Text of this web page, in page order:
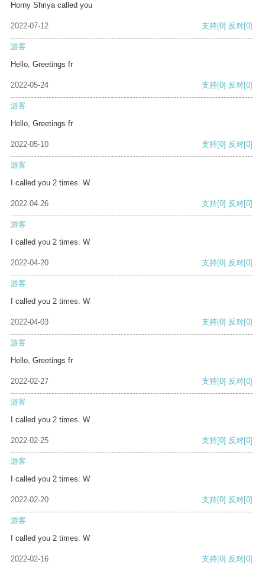
Horny Shriya called you
2022-07-12 支持[0] 反对[0]
游客
Hello, Greetings fr
2022-05-24 支持[0] 反对[0]
游客
Hello, Greetings fr
2022-05-10 支持[0] 反对[0]
游客
I called you 2 times. W
2022-04-26 支持[0] 反对[0]
游客
I called you 2 times. W
2022-04-20 支持[0] 反对[0]
游客
I called you 2 times. W
2022-04-03 支持[0] 反对[0]
游客
Hello, Greetings fr
2022-02-27 支持[0] 反对[0]
游客
I called you 2 times. W
2022-02-25 支持[0] 反对[0]
游客
I called you 2 times. W
2022-02-20 支持[0] 反对[0]
游客
I called you 2 times. W
2022-02-16 支持[0] 反对[0]